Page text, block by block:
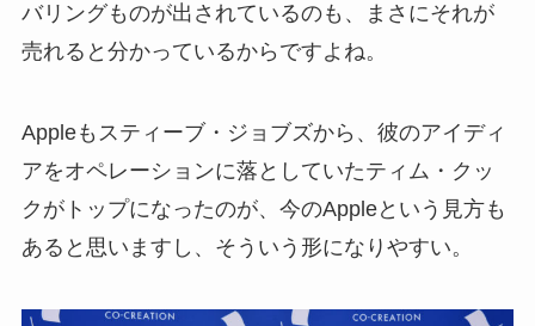
バリングものが出されているのも、まさにそれが
売れると分かっているからですよね。
Appleもスティーブ・ジョブズから、彼のアイディ
アをオペレーションに落としていたティム・クッ
クがトップになったのが、今のAppleという見方も
あると思いますし、そういう形になりやすい。